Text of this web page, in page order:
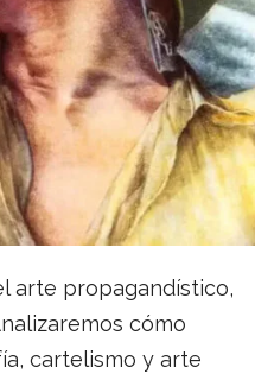
arte propagandístico,
cómo
cartelismo y arte